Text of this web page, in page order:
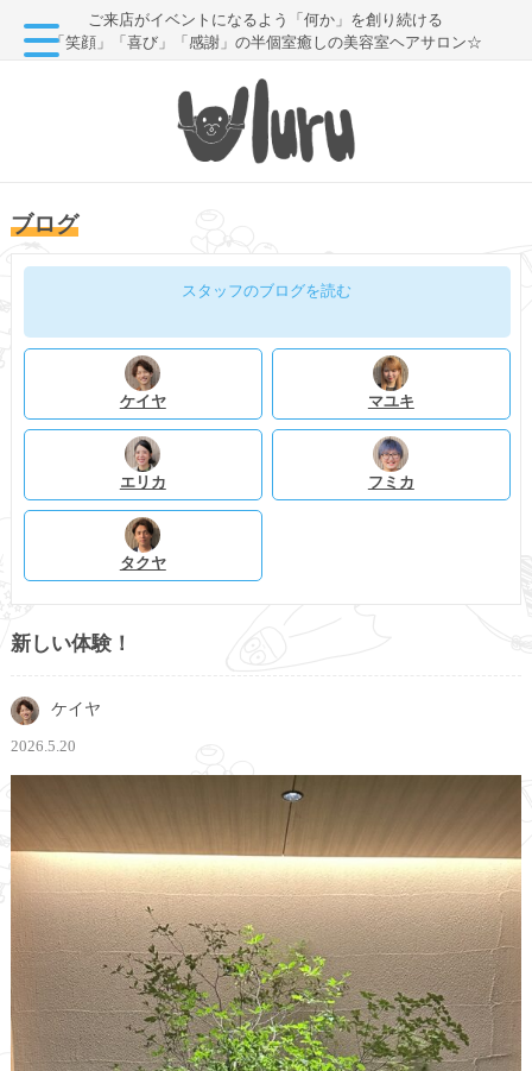
ご来店がイベントになるよう「何か」を創り続ける
「笑顔」「喜び」「感謝」の半個室癒しの美容室ヘアサロン☆
ブログ
スタッフのブログを読む
ケイヤ マユキ
エリカ フミカ
タクヤ
新しい体験！
ケイヤ
2026.5.20